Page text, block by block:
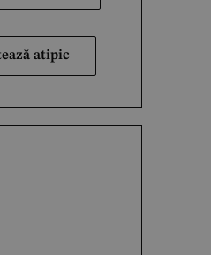
atipic